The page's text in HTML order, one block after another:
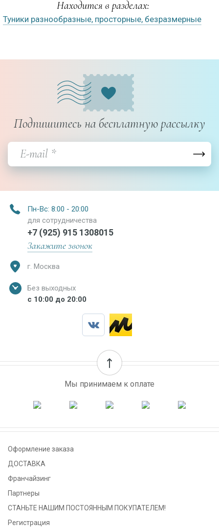
Находится в разделах:
Туники разнообразные, просторные, безразмерные
Подпишитесь на бесплатную рассылку
Пн-Вс: 8:00 - 20:00
для сотрудничества
+7 (925) 915 1308015
Закажите звонок
г. Москва
Без выходных
с 10:00 до 20:00
Мы принимаем к оплате
Оформление заказа
ДОСТАВКА
Франчайзинг
Партнеры
СТАНЬТЕ НАШИМ ПОСТОЯННЫМ ПОКУПАТЕЛЕМ!
Регистрация